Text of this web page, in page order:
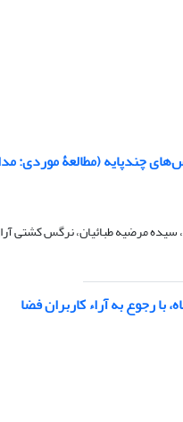
چندپایه (مطالعۀ موردی:
سیده مرضیه طبائیان، نرگس کشتی
رجوع به آراء کاربران فضا